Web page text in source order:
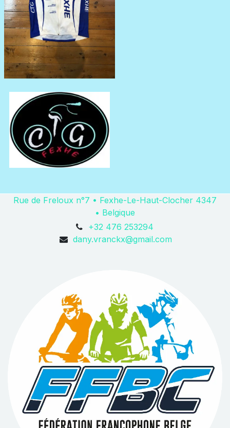
Rue de Freloux n°7 • Fexhe-Le-Haut-Clocher 4347
• Belgique
+32 476 253294
dany.vranckx@gmail.com